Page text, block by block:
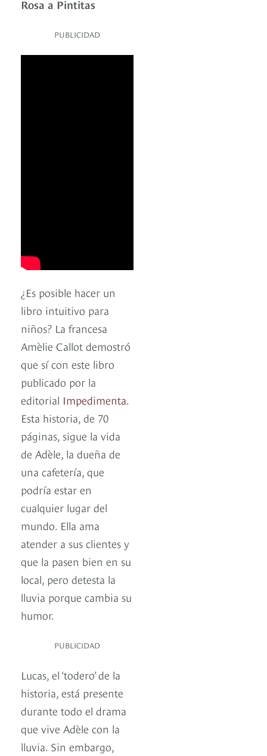
Rosa a Pintitas
PUBLICIDAD
¿Es posible hacer un
libro intuitivo para
niños? La francesa
Amèlie Callot demostró
que sí con este libro
publicado por la
editorial Impedimenta.
Esta historia, de 70
páginas, sigue la vida
de Adèle, la dueña de
una cafetería, que
podría estar en
cualquier lugar del
mundo. Ella ama
atender a sus clientes y
que la pasen bien en su
local, pero detesta la
lluvia porque cambia su
humor.
PUBLICIDAD
Lucas, el ‘todero’ de la
historia, está presente
durante todo el drama
que vive Adèle con la
lluvia. Sin embargo,